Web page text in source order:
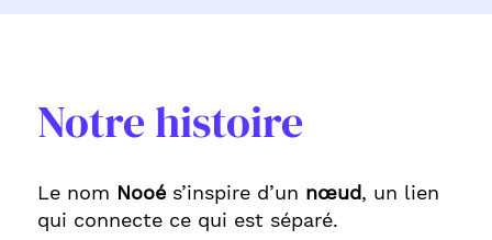
Notre histoire
Le nom Nooé s’inspire d’un nœud, un lien
qui connecte ce qui est séparé.